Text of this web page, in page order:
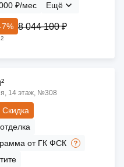
₽/мес
Ещё
7% 8 044 100 ₽
14 этаж, №308
Скидка
от ГК ФСК